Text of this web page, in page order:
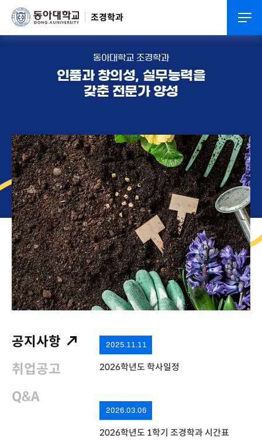
동아대학교 디자인환경대학 조경학과 2학년 컴퓨터설계
하루동안 이창 열지 않기 닫기
조경학과
동아대학교 조경학과
인품과 창의성, 실무능력을
갖춘 전문가 양성
공지사항 2025.11.11
2026학년도 학사일정
2026.03.06
2026학년도 1학기 조경학과 시간표
취업공고
Q&A